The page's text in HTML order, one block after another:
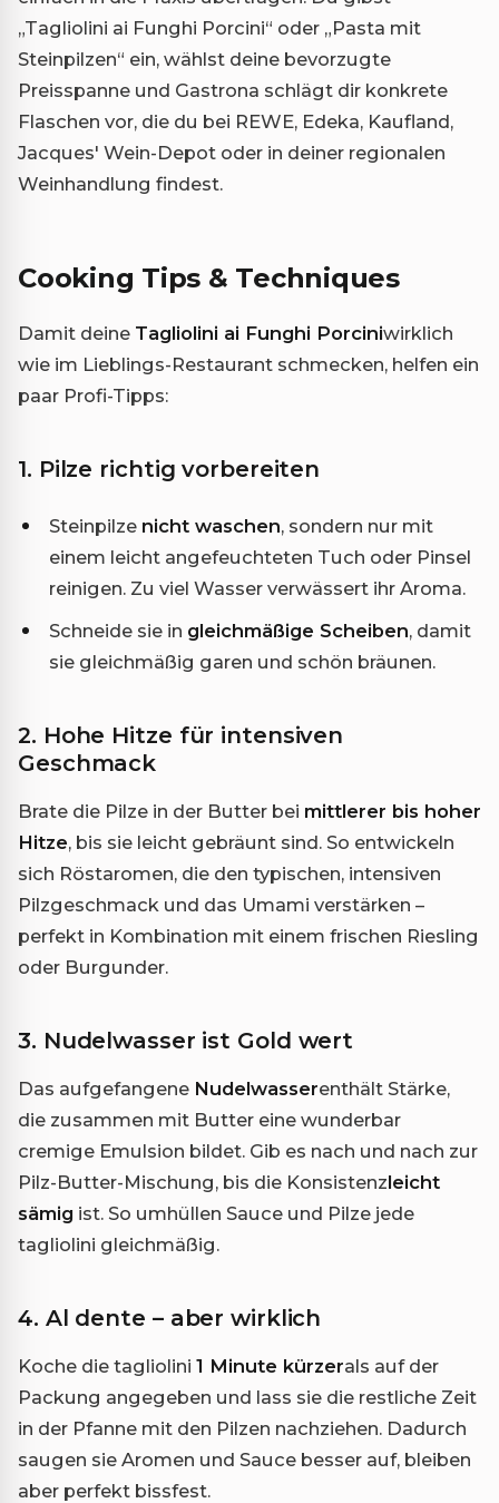
„Tagliolini ai Funghi Porcini“ oder „Pasta mit
Steinpilzen“ ein, wählst deine bevorzugte
Preisspanne und Gastrona schlägt dir konkrete
Flaschen vor, die du bei REWE, Edeka, Kaufland,
Jacques' Wein-Depot oder in deiner regionalen
Weinhandlung findest.
Cooking Tips & Techniques
Damit deine Tagliolini ai Funghi Porciniwirklich
wie im Lieblings-Restaurant schmecken, helfen ein
paar Profi-Tipps:
1. Pilze richtig vorbereiten
Steinpilze nicht waschen, sondern nur mit
einem leicht angefeuchteten Tuch oder Pinsel
reinigen. Zu viel Wasser verwässert ihr Aroma.
Schneide sie in gleichmäßige Scheiben, damit
sie gleichmäßig garen und schön bräunen.
2. Hohe Hitze für intensiven
Geschmack
Brate die Pilze in der Butter bei mittlerer bis hoher
Hitze, bis sie leicht gebräunt sind. So entwickeln
sich Röstaromen, die den typischen, intensiven
Pilzgeschmack und das Umami verstärken –
perfekt in Kombination mit einem frischen Riesling
oder Burgunder.
3. Nudelwasser ist Gold wert
Das aufgefangene Nudelwasserenthält Stärke,
die zusammen mit Butter eine wunderbar
cremige Emulsion bildet. Gib es nach und nach zur
Pilz-Butter-Mischung, bis die Konsistenzleicht
sämig ist. So umhüllen Sauce und Pilze jede
tagliolini gleichmäßig.
4. Al dente – aber wirklich
Koche die tagliolini 1 Minute kürzerals auf der
Packung angegeben und lass sie die restliche Zeit
in der Pfanne mit den Pilzen nachziehen. Dadurch
saugen sie Aromen und Sauce besser auf, bleiben
aber perfekt bissfest.